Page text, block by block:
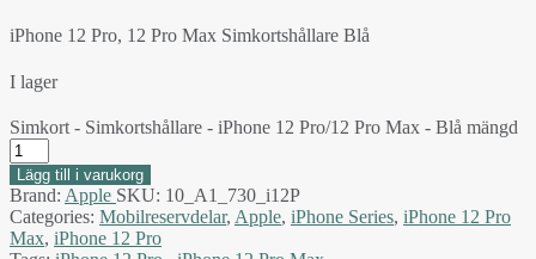
iPhone 12 Pro, 12 Pro Max Simkortshållare Blå
I lager
Simkort - Simkortshållare - iPhone 12 Pro/12 Pro Max - Blå mängd
Lägg till i varukorg
Brand: Apple SKU: 10_A1_730_i12P
Categories: Mobilreservdelar, Apple, iPhone Series, iPhone 12 Pro
Max, iPhone 12 Pro